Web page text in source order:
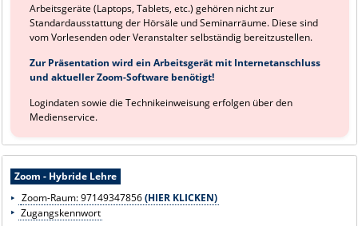
Arbeitsgeräte (Laptops, Tablets, etc.) gehören nicht zur
Standardausstattung der Hörsäle und Seminarräume. Diese sind
vom Vorlesenden oder Veranstalter selbständig bereitzustellen.
Zur Präsentation wird ein Arbeitsgerät mit Internetanschluss
und aktueller Zoom-Software benötigt!
Logindaten sowie die Technikeinweisung erfolgen über den
Medienservice.
Zoom - Hybride Lehre
Zoom-Raum:97149347856(HIER KLICKEN)
Zugangskennwort